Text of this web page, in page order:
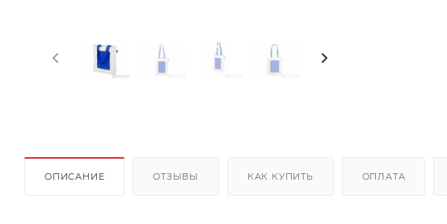
ОПИСАНИЕ ОТЗЫВЫ КАК КУПИТЬ ОПЛАТА